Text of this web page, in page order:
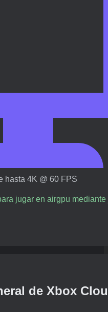
hasta 4K @ 60 FPS
jugar en airgpu mediante
de Xbox